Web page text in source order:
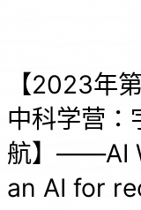
【2023年
中科学营：
航】——AI
an AI for